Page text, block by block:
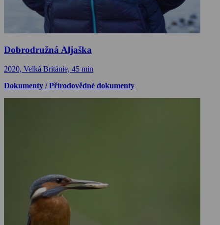
Dobrodružná Aljaška
2020, Velká Británie, 45 min
Dokumenty / Přírodovědné dokumenty